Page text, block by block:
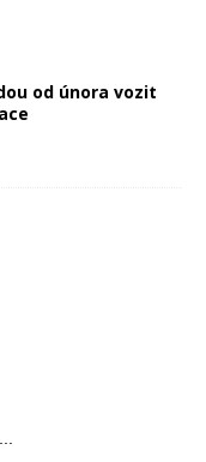
od února vozit